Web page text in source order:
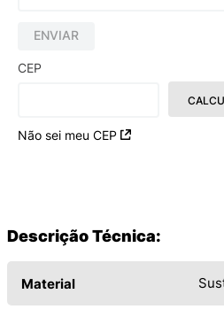
ENVIAR
CEP
Não sei meu CEP
Descrição Técnica:
Material